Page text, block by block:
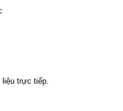
liệu trực tiếp.